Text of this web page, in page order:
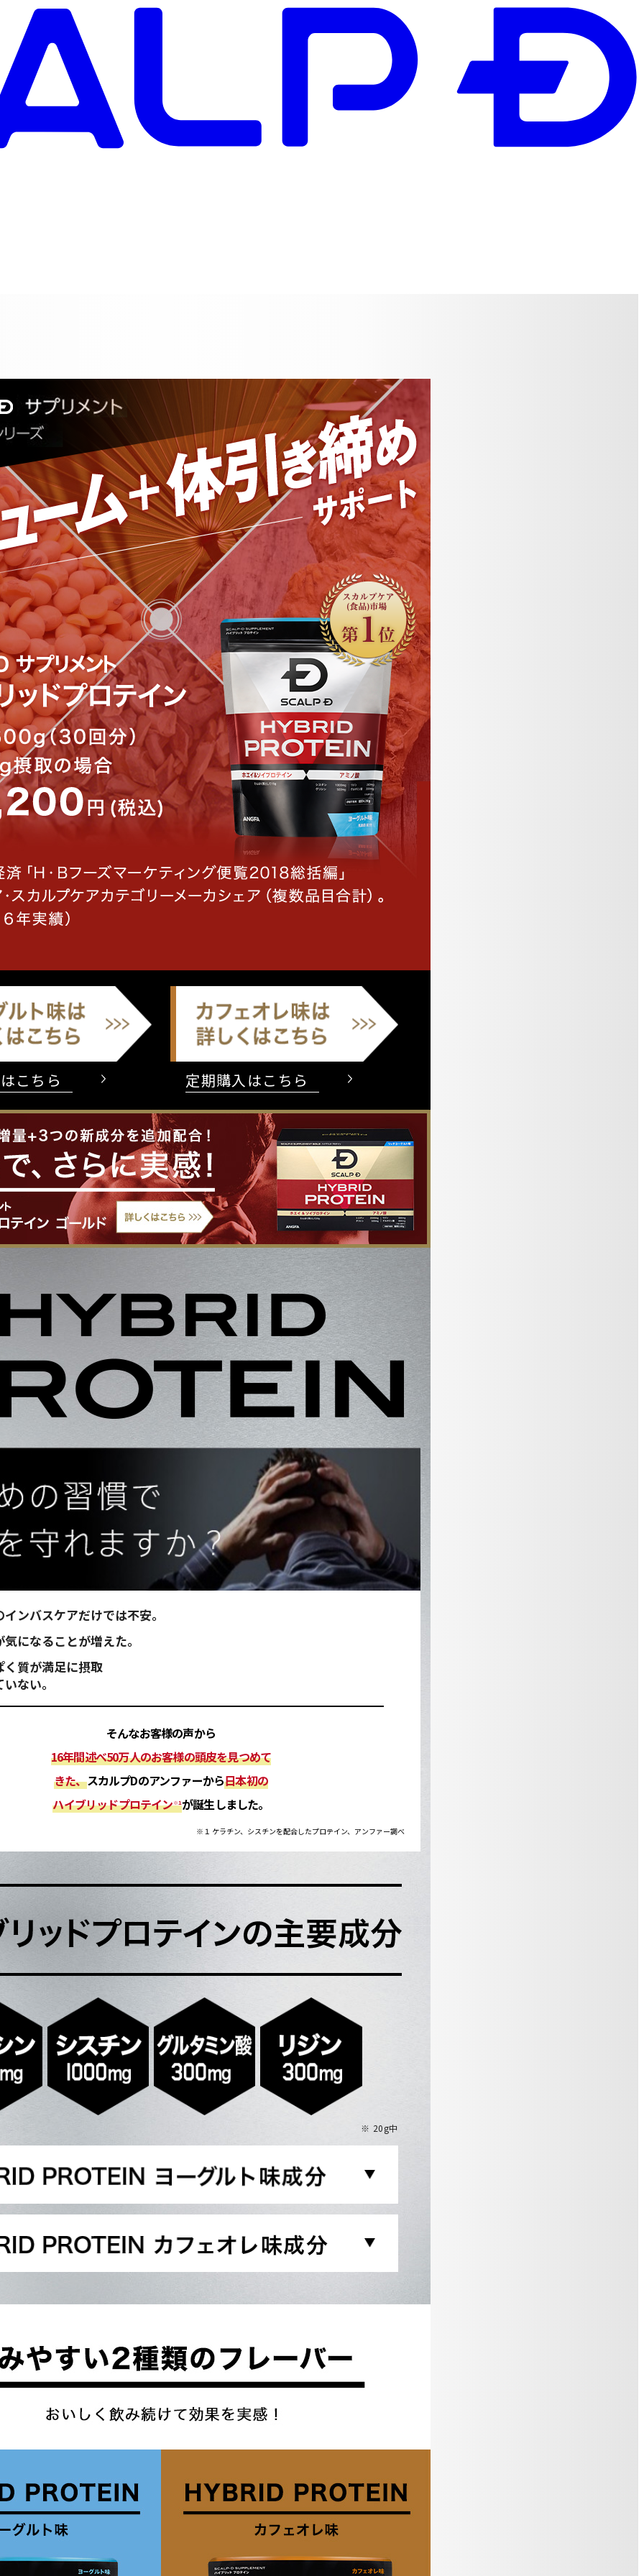
こちら 定期購入はこちら
ンバスケアだけでは不安。
になることが増えた。
く質が満足に摂取
ない。
そんなお客様の声から
16年間述べ50万人のお客様の頭皮を見つめて
きた、スカルプDのアンファーから日本初の
ハイブリッドプロテイン※１ が誕生しました。
※１ ケラチン、シスチンを配合したプロテイン、アンファー調べ
※ 20g中